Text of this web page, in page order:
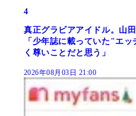
4
真正グラビアアイドル。山
「少年誌に載っていた"エ
く尊いことだと思う」
2026年08月03日 21:00